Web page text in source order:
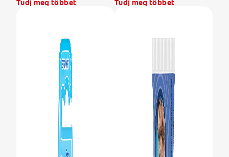
Tudj meg többet
Tudj meg többet